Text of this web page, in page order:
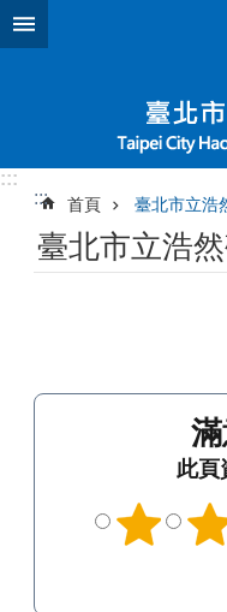
跳到主要內容區塊
:::
:::
首頁 臺北市立浩
臺北市立浩
此頁